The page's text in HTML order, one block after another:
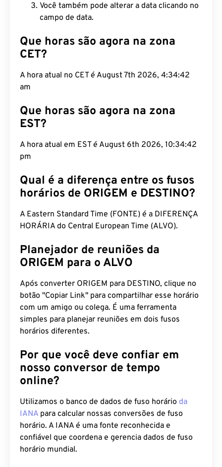
Você também pode alterar a data clicando no
campo de data.
Que horas são agora na zona
CET?
A hora atual no CET é August 7th 2026, 4:34:43
am
Que horas são agora na zona
EST?
A hora atual em EST é August 6th 2026, 10:34:43
pm
Qual é a diferença entre os fusos
horários de ORIGEM e DESTINO?
A Eastern Standard Time (FONTE) é a DIFERENÇA
HORÁRIA do Central European Time (ALVO).
Planejador de reuniões da
ORIGEM para o ALVO
Após converter ORIGEM para DESTINO, clique no
botão "Copiar Link" para compartilhar esse horário
com um amigo ou colega. É uma ferramenta
simples para planejar reuniões em dois fusos
horários diferentes.
Por que você deve confiar em
nosso conversor de tempo
online?
Utilizamos o banco de dados de fuso horário da
IANA para calcular nossas conversões de fuso
horário. A IANA é uma fonte reconhecida e
confiável que coordena e gerencia dados de fuso
horário mundial.